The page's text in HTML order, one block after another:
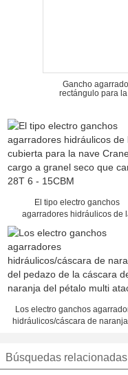
Gancho
rectángulo para
El tipo electro ganchos
agarradores hidráulicos de
cargo a granel seco que carga
6 - 15CBM
Los electro ganchos
hidráulicos/cáscara de naranja
Búsquedas